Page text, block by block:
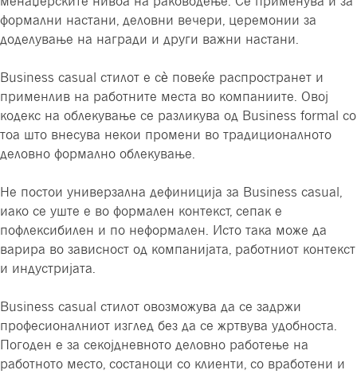
формални настани, деловни вечери, церемонии за
доделување на награди и други важни настани.
Business casual стилот е сè повеќе распространет и
применлив на работните места во компаниите. Овој
кодекс на облекување се разликува од Business formal со
тоа што внесува некои промени во традиционалното
деловно формално облекување.
Не постои универзална дефиниција за Business casual,
иако се уште е во формален контекст, сепак е
пофлексибилен и по неформален. Исто така може да
варира во зависност од компанијата, работниот контекст
и индустријата.
Business casual стилот овозможува да се задржи
професионалниот изглед без да се жртвува удобноста.
Погоден е за секојдневното деловно работење на
работното место, состаноци со клиенти, со вработени и